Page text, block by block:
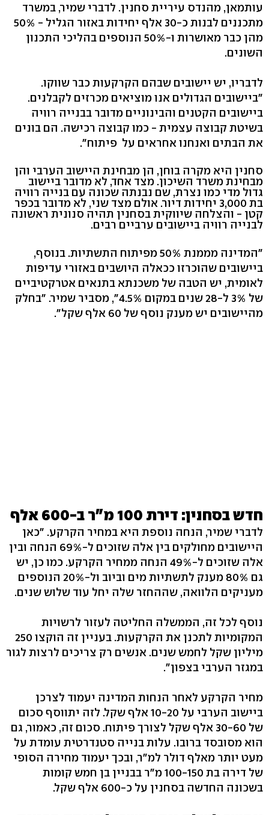
עותמאן, מהנדס עיריית סחנין. לדברי שמיר, במשרד
מתכננים לבנות כ-30 אלף יחידות באזור הגליל - 50%
מהן כבר מאושרות ו-50% הנוספים בהליכי התכנון
השונים.
לדבריו, יש יישובים שבהם הקרקעות כבר שווקו.
"ביישובים הגדולים אנו מוציאים מכרזים לקבלנים.
ביישובים הקטנים והבינוניים מדובר בבנייה רוויה
בשיטת קבוצה עצמית - כמו קבוצה רכישה. הם בונים
את הבתים ואנחנו אחראים על פיתוח".
סחנין היא מקרה בוחן, הן מבחינת היישוב הערבי והן
מבחינת משרד השיכון. מצד אחד, לא מדובר ביישוב
גדול מדי כמו נצרת, שם נבנתה שכונה עם בנייה רוויה
בת 3,000 יחידות דיור. אולם מצד שני, לא מדובר בכפר
קטן - והצלחה שיווקית בסחנין תהיה סנונית ראשונה
לבנייה רוויה ביישובים ערביים רבים.
"המדינה מממנת 50% מפיתוח התשתיות. בנוסף,
ביישובים שהוכרזו ככאלה היושבים באזורי עדיפות
לאומית, יש הטבה של משכנתא בתנאים אטרקטיביים
של 3% ל-28 שנים במקום 4.5%", מסביר שמיר. "בחלק
מהיישובים יש מענק נוסף של 60 אלף שקל".
חדש בסחנין: דירת 100 מ"ר ב-600 אלף
לדברי שמיר, הנחה נוספת היא במחיר הקרקע. "כאן
היישובים מחולקים בין אלה שזוכים ל-69% הנחה ובין
אלה שזוכים ל-49% הנחה ממחיר הקרקע. כמו כן, יש
גם 80% מענק לתשתיות מים וביוב ול-20% הנוספים
מעניקים הלוואה, שההחזר שלה יחל עוד שלוש שנים.
נוסף לכל זה, הממשלה החליטה לעזור לרשויות
המקומיות לתכנן את הקרקעות. בעניין זה הוקצו 250
מיליון שקל לחמש שנים. אנשים רק צריכים לרצות לגור
במגזר הערבי בצפון".
מחיר הקרקע לאחר הנחות המדינה יעמוד לצרכן
ביישוב הערבי על 10-20 אלף שקל. לזה יתווסף סכום
של 30-60 אלף שקל לצורך פיתוח. סכום זה, כאמור, גם
הוא מסובסד ברובו. עלות בנייה סטנדרטית עומדת על
מעט יותר מאלף דולר למ"ר, ובכך יעמוד מחירה הסופי
של דירה בת 100-150 מ"ר בבניין בן חמש קומות
בשכונה החדשה בסחנין על כ-600 אלף שקל.